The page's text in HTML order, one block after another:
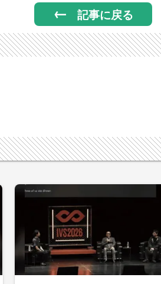
記事に戻る